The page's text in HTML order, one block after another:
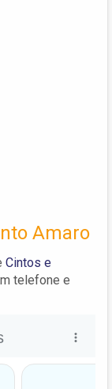
Amaro
Cintos e
telefone e